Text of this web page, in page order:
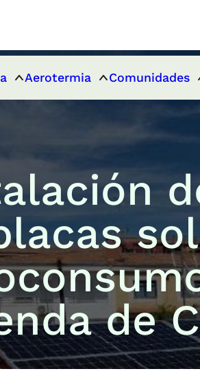
Aerotermia Comunidades
de